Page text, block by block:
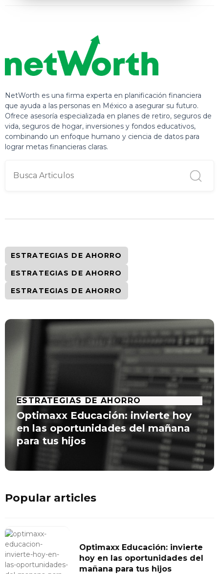
NetWorth es una firma experta en planificación financiera
que ayuda a las personas en México a asegurar su futuro.
Ofrece asesoría especializada en planes de retiro, seguros de
vida, seguros de hogar, inversiones y fondos educativos,
combinando un enfoque humano y ciencia de datos para
lograr metas financieras claras.
ESTRATEGIAS DE AHORRO
ESTRATEGIAS DE AHORRO
ESTRATEGIAS DE AHORRO
ESTRATEGIAS DE AHORRO
Optimaxx Educación: invierte hoy
en las oportunidades del mañana
para tus hijos
Popular articles
Optimaxx Educación: invierte
hoy en las oportunidades del
mañana para tus hijos